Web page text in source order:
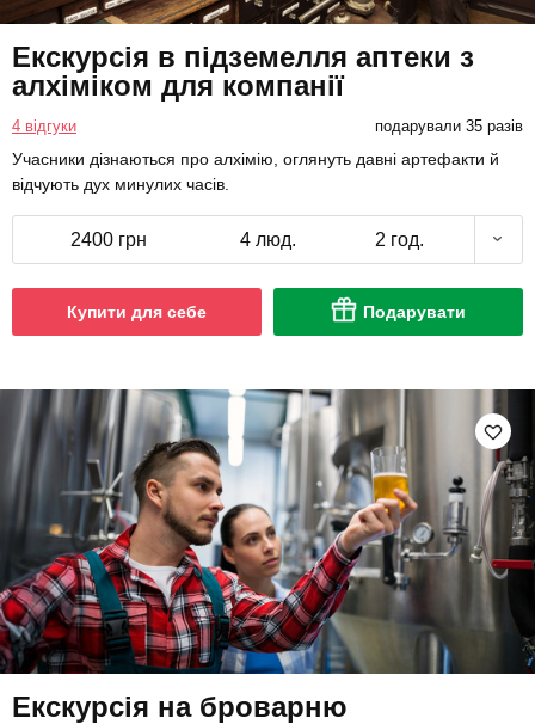
Екскурсія в підземелля аптеки з
алхіміком для компанії
4 відгуки подарували 35 разів
Учасники дізнаються про алхімію, оглянуть давні артефакти й
відчують дух минулих часів.
2400 грн 4 люд. 2 год.
Купити для себе Подарувати
Екскурсія на броварню